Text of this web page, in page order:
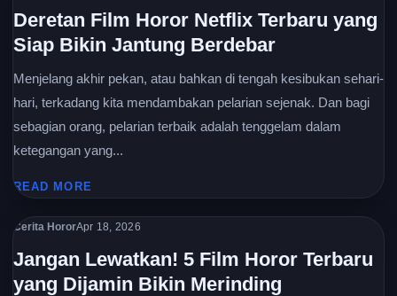
Deretan Film Horor Netflix Terbaru yang
Siap Bikin Jantung Berdebar
Menjelang akhir pekan, atau bahkan di tengah kesibukan sehari-
hari, terkadang kita mendambakan pelarian sejenak. Dan bagi
sebagian orang, pelarian terbaik adalah tenggelam dalam
ketegangan yang...
READ MORE
Cerita HororApr 18, 2026
Jangan Lewatkan! 5 Film Horor Terbaru
yang Dijamin Bikin Merinding